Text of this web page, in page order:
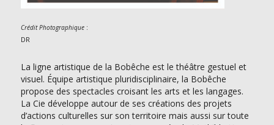
Crédit Photographique:
DR
La ligne artistique de la Bobêche est le théâtre gestuel et
visuel. Équipe artistique pluridisciplinaire, la Bobêche
propose des spectacles croisant les arts et les langages.
La Cie développe autour de ses créations des projets
d’actions culturelles sur son territoire mais aussi sur toute